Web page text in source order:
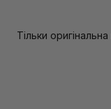
Тільки